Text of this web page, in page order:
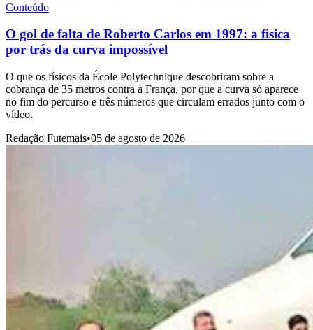
Conteúdo
O gol de falta de Roberto Carlos em 1997: a física
por trás da curva impossível
O que os físicos da École Polytechnique descobriram sobre a
cobrança de 35 metros contra a França, por que a curva só aparece
no fim do percurso e três números que circulam errados junto com o
vídeo.
Redação Futemais•05 de agosto de 2026